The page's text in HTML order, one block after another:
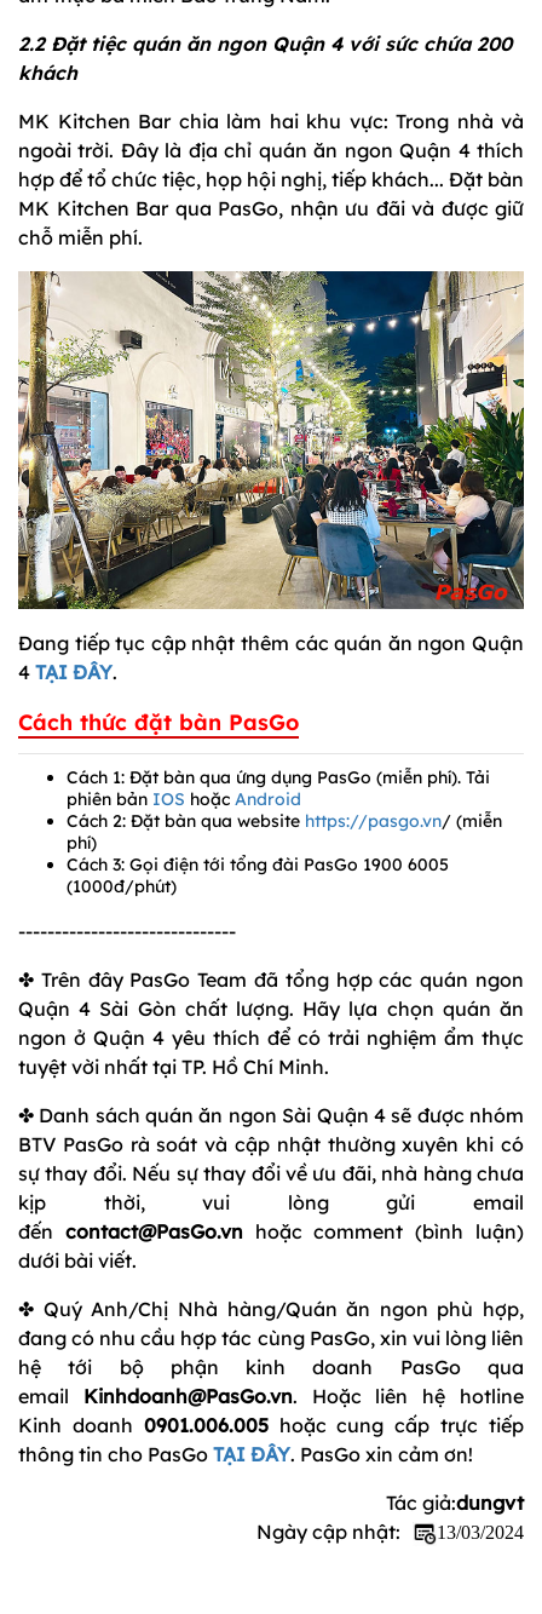
2.2 Đặt tiệc quán ăn ngon Quận 4 với sức chứa 200
khách
MK Kitchen Bar chia làm hai khu vực: Trong nhà và
ngoài trời. Đây là địa chỉ quán ăn ngon Quận 4 thích
hợp để tổ chức tiệc, họp hội nghị, tiếp khách... Đặt bàn
MK Kitchen Bar qua PasGo, nhận ưu đãi và được giữ
chỗ miễn phí.
Đang tiếp tục cập nhật thêm các quán ăn ngon Quận
4 TẠI ĐÂY.
Cách thức đặt bàn PasGo
Cách 1: Đặt bàn qua ứng dụng PasGo (miễn phí). Tải
phiên bản IOS hoặc Android
Cách 2: Đặt bàn qua website https://pasgo.vn/ (miễn
phí)
Cách 3: Gọi điện tới tổng đài PasGo 1900 6005
(1000đ/phút)
------------------------------
✤ Trên đây PasGo Team đã tổng hợp các quán ngon
Quận 4 Sài Gòn chất lượng. Hãy lựa chọn quán ăn
ngon ở Quận 4 yêu thích để có trải nghiệm ẩm thực
tuyệt vời nhất tại TP. Hồ Chí Minh.
✤ Danh sách quán ăn ngon Sài Quận 4 sẽ được nhóm
BTV PasGo rà soát và cập nhật thường xuyên khi có
sự thay đổi. Nếu sự thay đổi về ưu đãi, nhà hàng chưa
kịp thời, vui lòng gửi email
đến contact@PasGo.vnhoặc comment (bình luận)
dưới bài viết.
✤ Quý Anh/Chị Nhà hàng/Quán ăn ngon phù hợp,
đang có nhu cầu hợp tác cùng PasGo, xin vui lòng liên
hệ tới bộ phận kinh doanh PasGo qua
email Kinhdoanh@PasGo.vn. Hoặc liên hệ hotline
Kinh doanh 0901.006.005hoặc cung cấp trực tiếp
thông tin cho PasGo TẠI ĐÂY. PasGo xin cảm ơn!
Tác giả:dungvt
Ngày cập nhật:
13/03/2024